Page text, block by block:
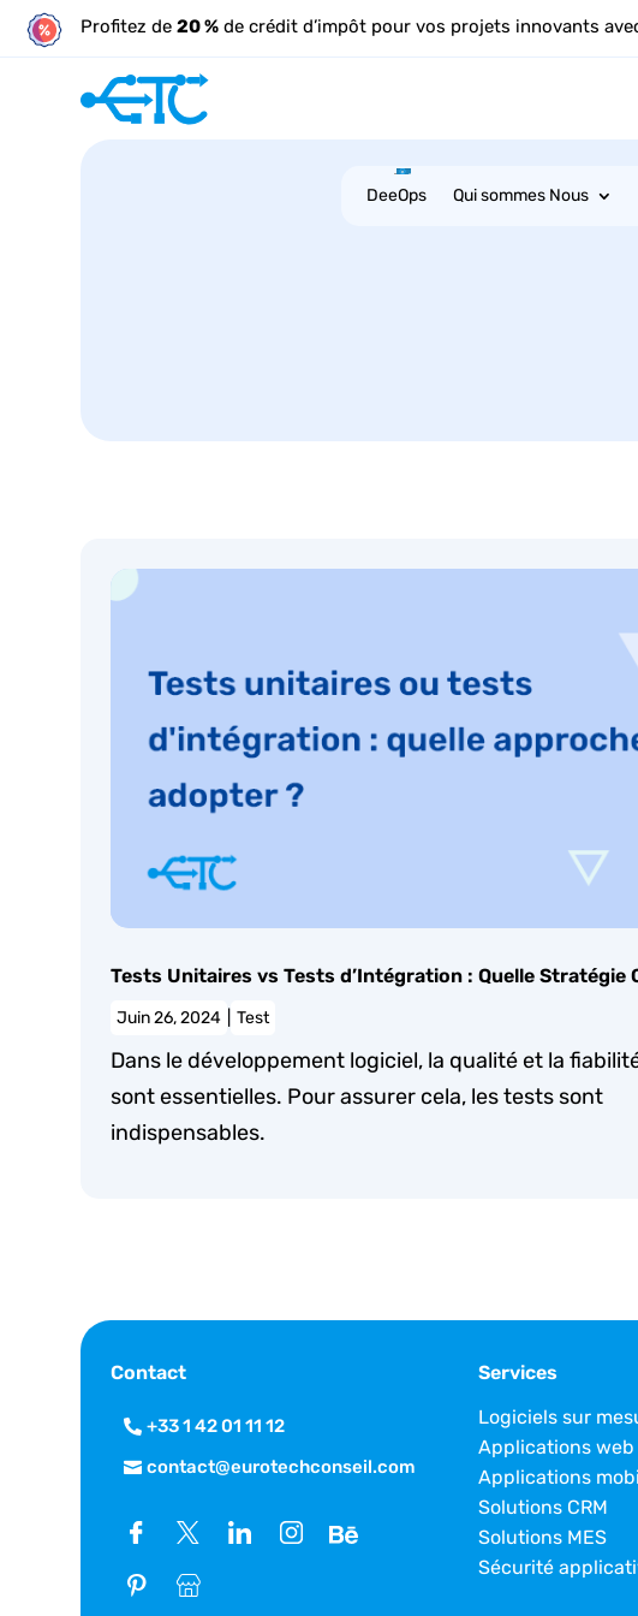
Profitez de20 % de crédit d’impôt pour vos projets innovants
DeeOps Qui sommes Nous
Tests Unitaires vs Tests d’Intégration : Quelle Stratégie
Juin 26, 2024 Test
Dans le développement logiciel, la qualité et la
sont essentielles. Pour assurer cela, les tests sont
indispensables.
Contact
+33 1 42 01 11 12
contact@eurotechconseil.com
Services
Logiciels sur
Applications web
Applications
Solutions CRM
Solutions MES
Sécurité